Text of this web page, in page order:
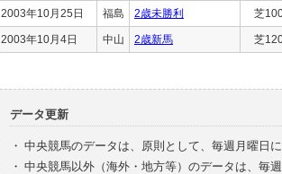
2003年10月25日 福島 2歳未勝利 芝
2003年10月4日 中山 2歳新馬 芝
データ更新
・ 中央競馬のデータは、原則として、毎週月曜日
・ 中央競馬以外（海外・地方等）のデータは、毎